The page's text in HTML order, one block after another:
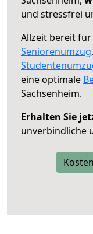
und stressfrei
Allzeit bereit
Seniorenumzug,
eine optimale
Sachsenheim.
Erhalten Sie
unverbindliche